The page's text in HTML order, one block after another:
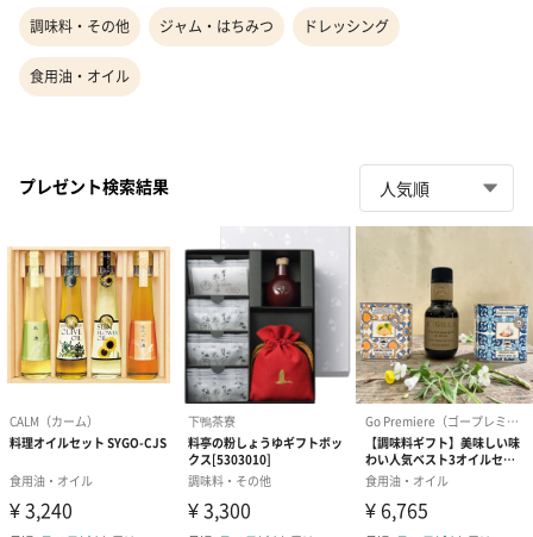
調味料・その他 ジャム・はちみつ ドレッシング
食用油・オイル
プレゼント検索結果